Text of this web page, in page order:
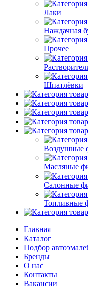
Лаки
Наждачная
Прочее
Шпатлёвки
Воздушные
Масляные
Салонные
Топливные
Главная
Каталог
Подбор
Бренды
О нас
Контакты
Вакансии